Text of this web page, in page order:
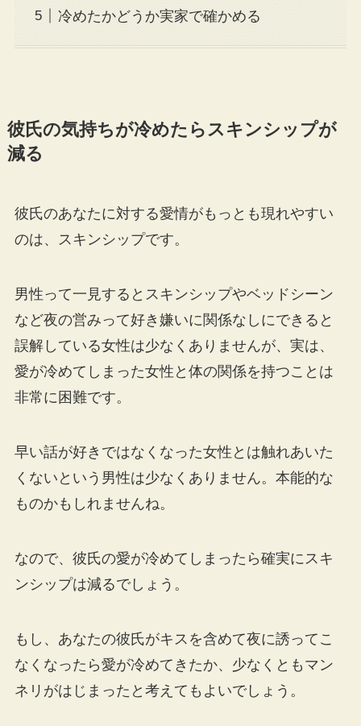
冷めたかどうか実家で確かめる
彼氏の気持ちが冷めたらスキンシップが
減る
彼氏のあなたに対する愛情がもっとも現れやすい
のは、スキンシップです。
男性って一見するとスキンシップやベッドシーン
など夜の営みって好き嫌いに関係なしにできると
誤解している女性は少なくありませんが、実は、
愛が冷めてしまった女性と体の関係を持つことは
非常に困難です。
早い話が好きではなくなった女性とは触れあいた
くないという男性は少なくありません。本能的な
ものかもしれませんね。
なので、彼氏の愛が冷めてしまったら確実にスキ
ンシップは減るでしょう。
もし、あなたの彼氏がキスを含めて夜に誘ってこ
なくなったら愛が冷めてきたか、少なくともマン
ネリがはじまったと考えてもよいでしょう。